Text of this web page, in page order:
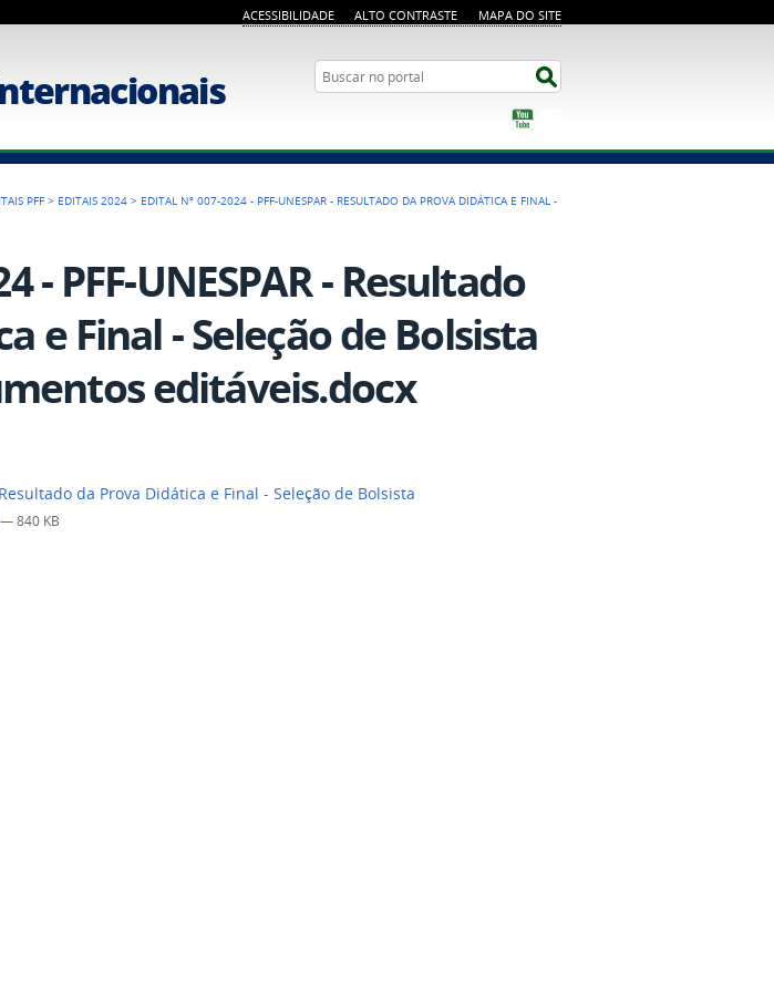
ACESSIBILIDADE ALTO CONTRASTE MAPA DO SITE
Busca
PFF > EDITAIS 2024 > EDITAL Nº 007-2024 - PFF-UNESPAR - RESULTADO DA PROVA DIDÁTICA E FINAL -
- PFF-UNESPAR - Resultado
e Final - Seleção de Bolsista
editáveis.docx
da Prova Didática e Final - Seleção de Bolsista
— 840 KB